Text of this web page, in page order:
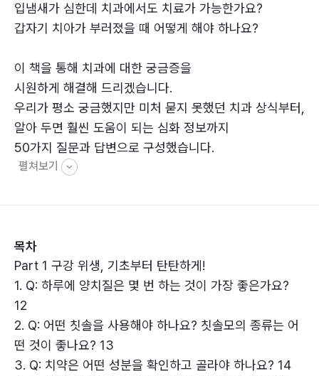
입냄새가 심한데 치과에서도 치료가 가능한가요?
갑자기 치아가 부러졌을 때 어떻게 해야 하나요?
이 책을 통해 치과에 대한 궁금증을
시원하게 해결해 드리겠습니다.
우리가 평소 궁금했지만 미처 묻지 못했던 치과 상식부터,
알아 두면 훨씬 도움이 되는 심화 정보까지
50가지 질문과 답변으로 구성했습니다.
펼쳐보기
목차
Part 1 구강 위생, 기초부터 탄탄하게!
1. Q: 하루에 양치질은 몇 번 하는 것이 가장 좋은가요?
12
2. Q: 어떤 칫솔을 사용해야 하나요? 칫솔모의 종류는 어
떤 것이 좋나요? 13
3. Q: 치약은 어떤 성분을 확인하고 골라야 하나요? 14